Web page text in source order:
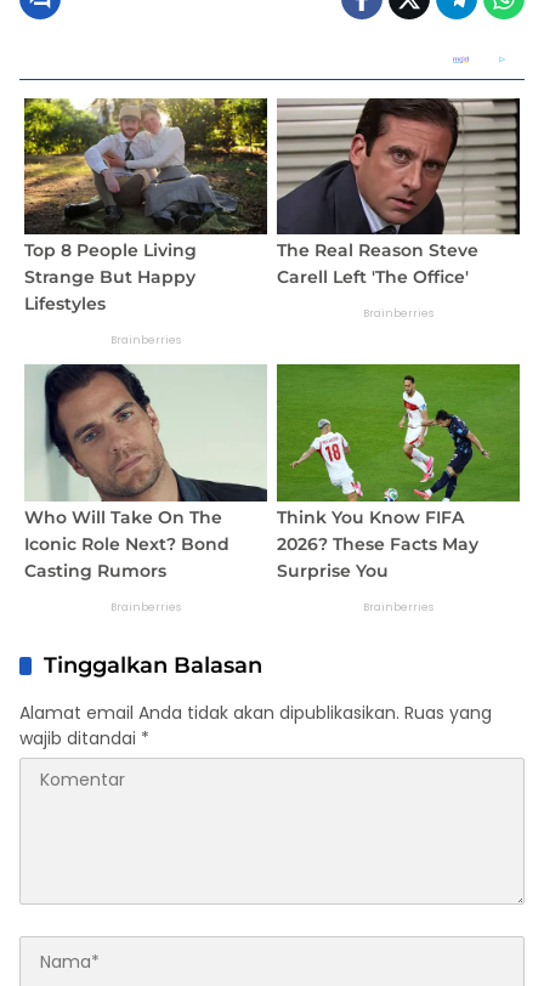
Tinggalkan Balasan
Alamat email Anda tidak akan dipublikasikan. Ruas yang
wajib ditandai *